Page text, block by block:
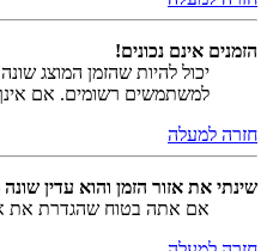
הזמנים אינם נכונים!
יכול להיות שהזמן המוצג
למשתמשים רשומים. אם
חזרה למעלה
שינתי את אזור הזמן והוא עדין
אם אתה בטוח שהגדרת את